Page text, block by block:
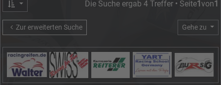
Die Suche ergab 4 Treffer • Seite1von1
Zur erweiterten Suche Gehe zu